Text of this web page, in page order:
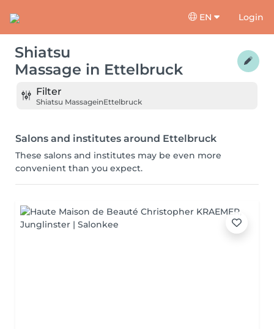
EN Login
Shiatsu
Massage in Ettelbruck
Filter
Shiatsu MassageinEttelbruck
Salons and institutes around Ettelbruck
These salons and institutes may be even more
convenient than you expect.